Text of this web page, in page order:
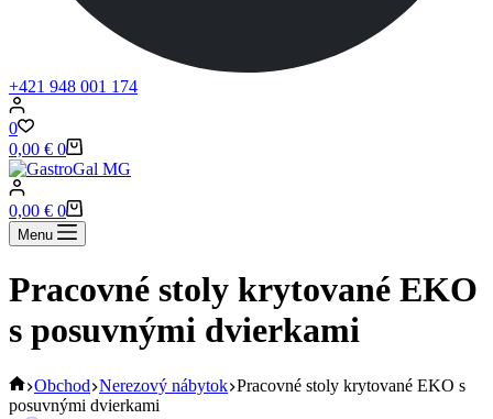
+421 948 001 174
0
Shopping
cart
0,00 € 0
Shopping
cart
0,00 € 0
Menu
Pracovné stoly krytované EKO
s posuvnými dvierkami
Home
Obchod Nerezový nábytok Pracovné stoly krytované EKO s
posuvnými dvierkami